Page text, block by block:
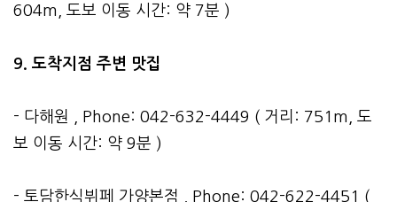
604m, 도보 이동 시간: 약 7분 )
9. 도착지점 주변 맛집
- 다해원 , Phone: 042-632-4449 ( 거리: 751m, 도
보 이동 시간: 약 9분 )
- 토담한식뷔페 가양본점 , Phone: 042-622-4451 (